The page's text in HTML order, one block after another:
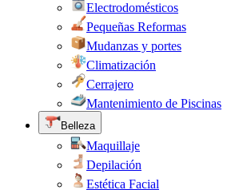
Electrodomésticos
Pequeñas Reformas
Mudanzas y portes
Climatización
Cerrajero
Mantenimiento de Piscinas
Belleza
Maquillaje
Depilación
Estética Facial